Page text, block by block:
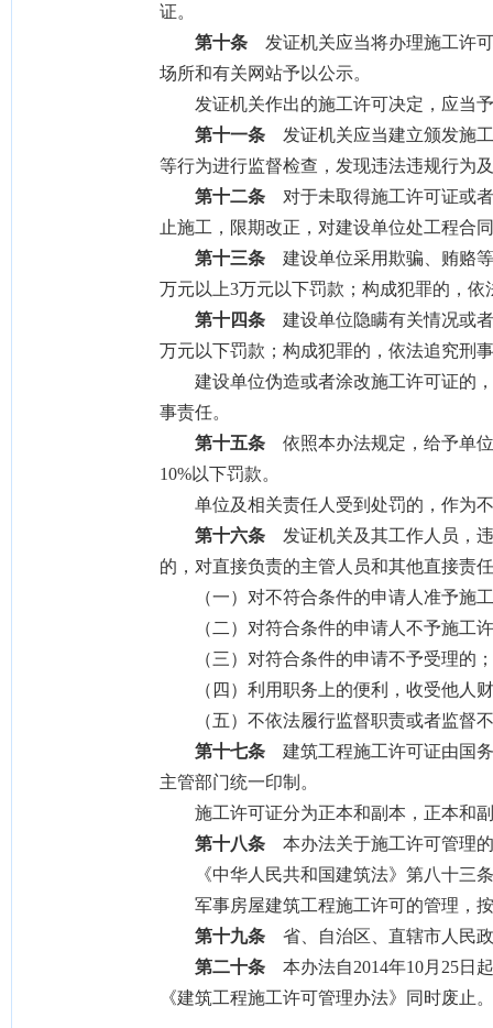
证。
第十条 发证机关应当将办理施工许
场所和有关网站予以公示。
发证机关作出的施工许可决定，应当予
第十一条 发证机关应当建立颁发施
等行为进行监督检查，发现违法违规行为
第十二条 对于未取得施工许可证或
止施工，限期改正，对建设单位处工程合
第十三条 建设单位采用欺骗、贿赂
万元以上3万元以下罚款；构成犯罪的，依
第十四条 建设单位隐瞒有关情况或
万元以下罚款；构成犯罪的，依法追究刑
建设单位伪造或者涂改施工许可证的，
事责任。
第十五条 依照本办法规定，给予单
10%以下罚款。
单位及相关责任人受到处罚的，作为不
第十六条 发证机关及其工作人员，
的，对直接负责的主管人员和其他直接责
（一）对不符合条件的申请人准予施
（二）对符合条件的申请人不予施工许
（三）对符合条件的申请不予受理的；
（四）利用职务上的便利，收受他人财
（五）不依法履行监督职责或者监督不
第十七条 建筑工程施工许可证由国
主管部门统一印制。
施工许可证分为正本和副本，正本和副
第十八条 本办法关于施工许可管理
《中华人民共和国建筑法》第八十三条
军事房屋建筑工程施工许可的管理，按
第十九条 省、自治区、直辖市人民
第二十条 本办法自2014年10月25日
《建筑工程施工许可管理办法》同时废止。